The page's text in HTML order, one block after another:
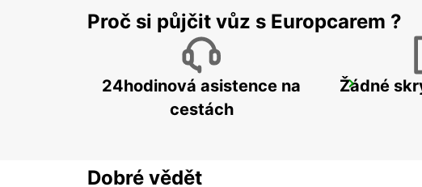
VANNES RAILWAY STATION
VANNES - FRANCE
Proč si půjčit vůz s Europcarem ?
24hodinová asistence na
cestách
Žádné
Dobré vědět